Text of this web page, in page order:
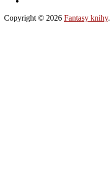
Copyright © 2026 Fantasy knihy.